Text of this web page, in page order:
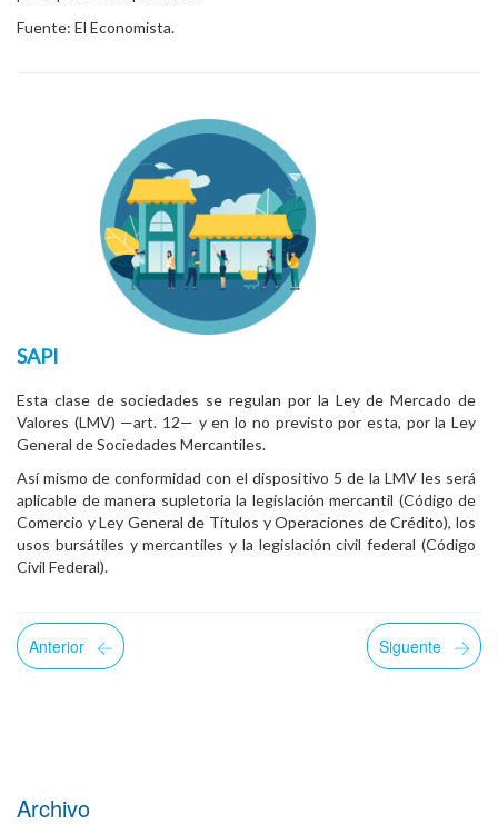
Fuente: El Economista.
SAPI
Esta clase de sociedades se regulan por la Ley de Mercado de
Valores (LMV) —art. 12— y en lo no previsto por esta, por la Ley
General de Sociedades Mercantiles.
Así mismo de conformidad con el dispositivo 5 de la LMV les será
aplicable de manera supletoria la legislación mercantil (Código de
Comercio y Ley General de Títulos y Operaciones de Crédito), los
usos bursátiles y mercantiles y la legislación civil federal (Código
Civil Federal).
Anterior Siguente
Archivo